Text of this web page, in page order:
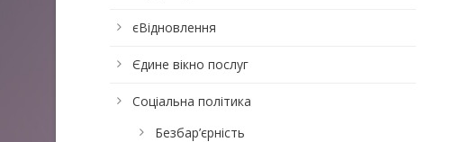
єВідновлення
Єдине вікно послуг
Соціальна політика
Безбар’єрність